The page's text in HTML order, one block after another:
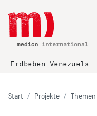
Erdbeben Venezuela
Start Projekte Themen